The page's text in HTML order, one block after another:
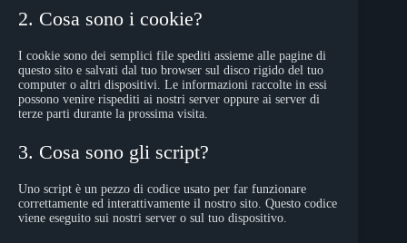
2. Cosa sono i cookie?
I cookie sono dei semplici file spediti assieme alle pagine di
questo sito e salvati dal tuo browser sul disco rigido del tuo
computer o altri dispositivi. Le informazioni raccolte in essi
possono venire rispediti ai nostri server oppure ai server di
terze parti durante la prossima visita.
3. Cosa sono gli script?
Uno script è un pezzo di codice usato per far funzionare
correttamente ed interattivamente il nostro sito. Questo codice
viene eseguito sui nostri server o sul tuo dispositivo.